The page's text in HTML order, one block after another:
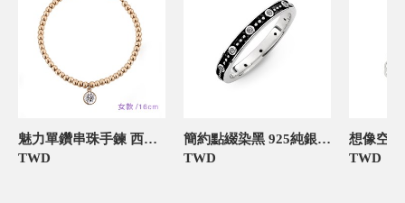
魅力單鑽串珠手鍊 西德鋼飾品 伴娘閨密紀念禮物16cm
TWD
簡約點綴染黑 925純銀 女款戒指
TWD
TWD